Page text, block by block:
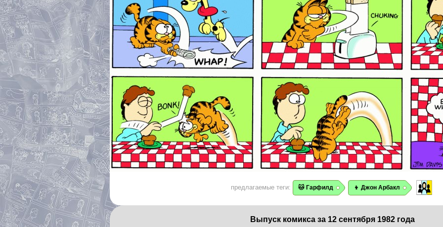
предлагаемые теги: 🐱 Гарфилд 👦 Джон Арбакл
Выпуск комикса за 12 сентября 1982 года